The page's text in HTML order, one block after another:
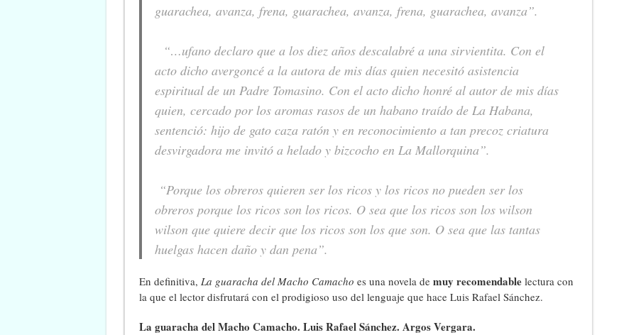
guarachea, avanza, frena, guarachea, avanza, frena, guarachea, avanza”.
“…ufano declaro que a los diez años descalabré a una sirvientita. Con el
acto dicho avergoncé a la autora de mis días quien necesitó asistencia
espiritual de un Padre Tomasino. Con el acto dicho honré al autor de mis días
quien, cercado por los aromas rasos de un habano traído de La Habana,
sentenció: hijo de gato caza ratón y en reconocimiento a tan precoz criatura
desvirgadora me invitó a helado y bizcocho en La Mallorquina”.
“Porque los obreros quieren ser los ricos y los ricos no pueden ser los
obreros porque los ricos son los ricos. O sea que los ricos son los wilson
wilson que quiere decir que los ricos son los que son. O sea que las tantas
huelgas hacen daño y dan pena”.
En definitiva, La guaracha del Macho Camacho es una novela de muy recomendablelectura con
la que el lector disfrutará con el prodigioso uso del lenguaje que hace Luis Rafael Sánchez.
La guaracha del Macho Camacho. Luis Rafael Sánchez. Argos Vergara.